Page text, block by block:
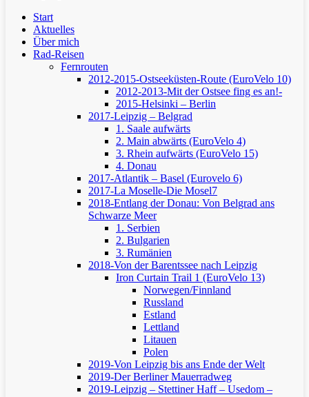
Start
Aktuelles
Über mich
Rad-Reisen
Fernrouten
2012-2015-Ostseeküsten-Route (EuroVelo 10)
2012-2013-Mit der Ostsee fing es an!-
2015-Helsinki – Berlin
2017-Leipzig – Belgrad
1. Saale aufwärts
2. Main abwärts (EuroVelo 4)
3. Rhein aufwärts (EuroVelo 15)
4. Donau
2017-Atlantik – Basel (Eurovelo 6)
2017-La Moselle-Die Mosel7
2018-Entlang der Donau: Von Belgrad ans
Schwarze Meer
1. Serbien
2. Bulgarien
3. Rumänien
2018-Von der Barentssee nach Leipzig
Iron Curtain Trail 1 (EuroVelo 13)
Norwegen/Finnland
Russland
Estland
Lettland
Litauen
Polen
2019-Von Leipzig bis ans Ende der Welt
2019-Der Berliner Mauerradweg
2019-Leipzig – Stettiner Haff – Usedom –